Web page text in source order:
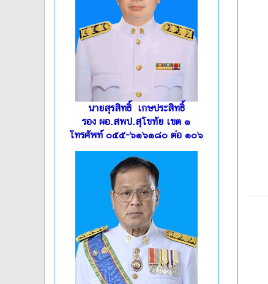
นายสุรสิทธิ์ เกษประสิทธิ์
รอง ผอ.สพป.สุโขทัย เขต ๑
โทรศัพท์ ๐๕๕-๖๑๖๑๘๐ ต่อ ๑๐๖